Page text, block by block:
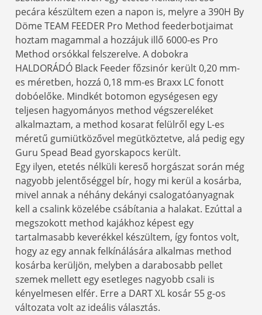
pecára készültem ezen a napon is, melyre a 390H By
Döme TEAM FEEDER Pro Method feederbotjaimat
hoztam magammal a hozzájuk illő 6000-es Pro
Method orsókkal felszerelve. A dobokra
HALDORÁDÓ Black Feeder főzsinór került 0,20 mm-
es méretben, hozzá 0,18 mm-es Braxx LC fonott
dobóelőke. Mindkét botomon egységesen egy
teljesen hagyományos method végszereléket
alkalmaztam, a method kosarat felülről egy L-es
méretű gumiütközővel megütköztetve, alá pedig egy
Guru Spead Bead gyorskapocs került.
Egy ilyen, etetés nélküli kereső horgászat során még
nagyobb jelentőséggel bír, hogy mi kerül a kosárba,
mivel annak a néhány dekányi csalogatóanyagnak
kell a csalink közelébe csábítania a halakat. Ezúttal a
megszokott method kajákhoz képest egy
tartalmasabb keverékkel készültem, így fontos volt,
hogy az egy annak felkínálására alkalmas method
kosárba kerüljön, melyben a darabosabb pellet
szemek mellett egy esetleges nagyobb csali is
kényelmesen elfér. Erre a DART XL kosár 55 g-os
változata volt az ideális választás.